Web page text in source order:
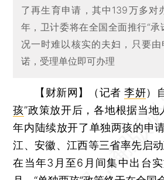
了再生育申请，其中139万多对
年，卫计委将在全国全面推行“承
况一时难以核实的夫妇，只要
诺，受理单位即可办理
【财新网】（记者李妍）
孩”政策放开后，各地根据当
年内陆续放开了单独两孩的申
江、安徽、江西等三省率先启
在当年3月至6月间集中出台